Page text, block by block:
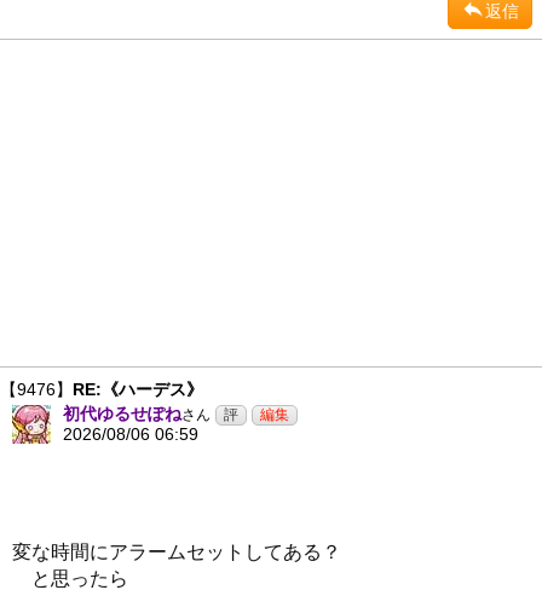
返信
【9476】 RE:《ハーデス》
初代ゆるせぽねさん
2026/08/06 06:59
変な時間にアラームセットしてある？
と思ったら